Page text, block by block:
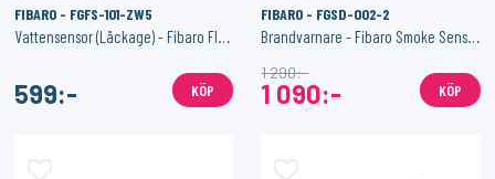
FIBARO - FGFS-101-ZW5
Vattensensor (Läckage) - Fibaro Flood Sensor
599:- KÖP
FIBARO - FGSD-002-2
Brandvarnare - Fibaro Smoke Sensor-2
1 090:-
1 290:-
KÖP